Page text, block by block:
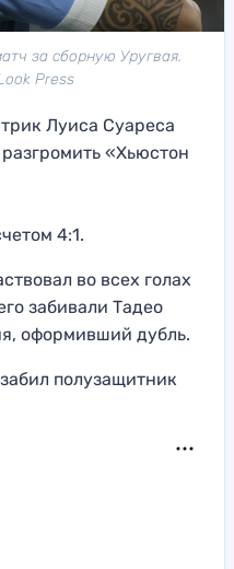
за сборную Уругвая.
Press
Луиса Суареса
«Хьюстон
4:1.
во всех голах
забивали Тадео
оформивший дубль.
полузащитник